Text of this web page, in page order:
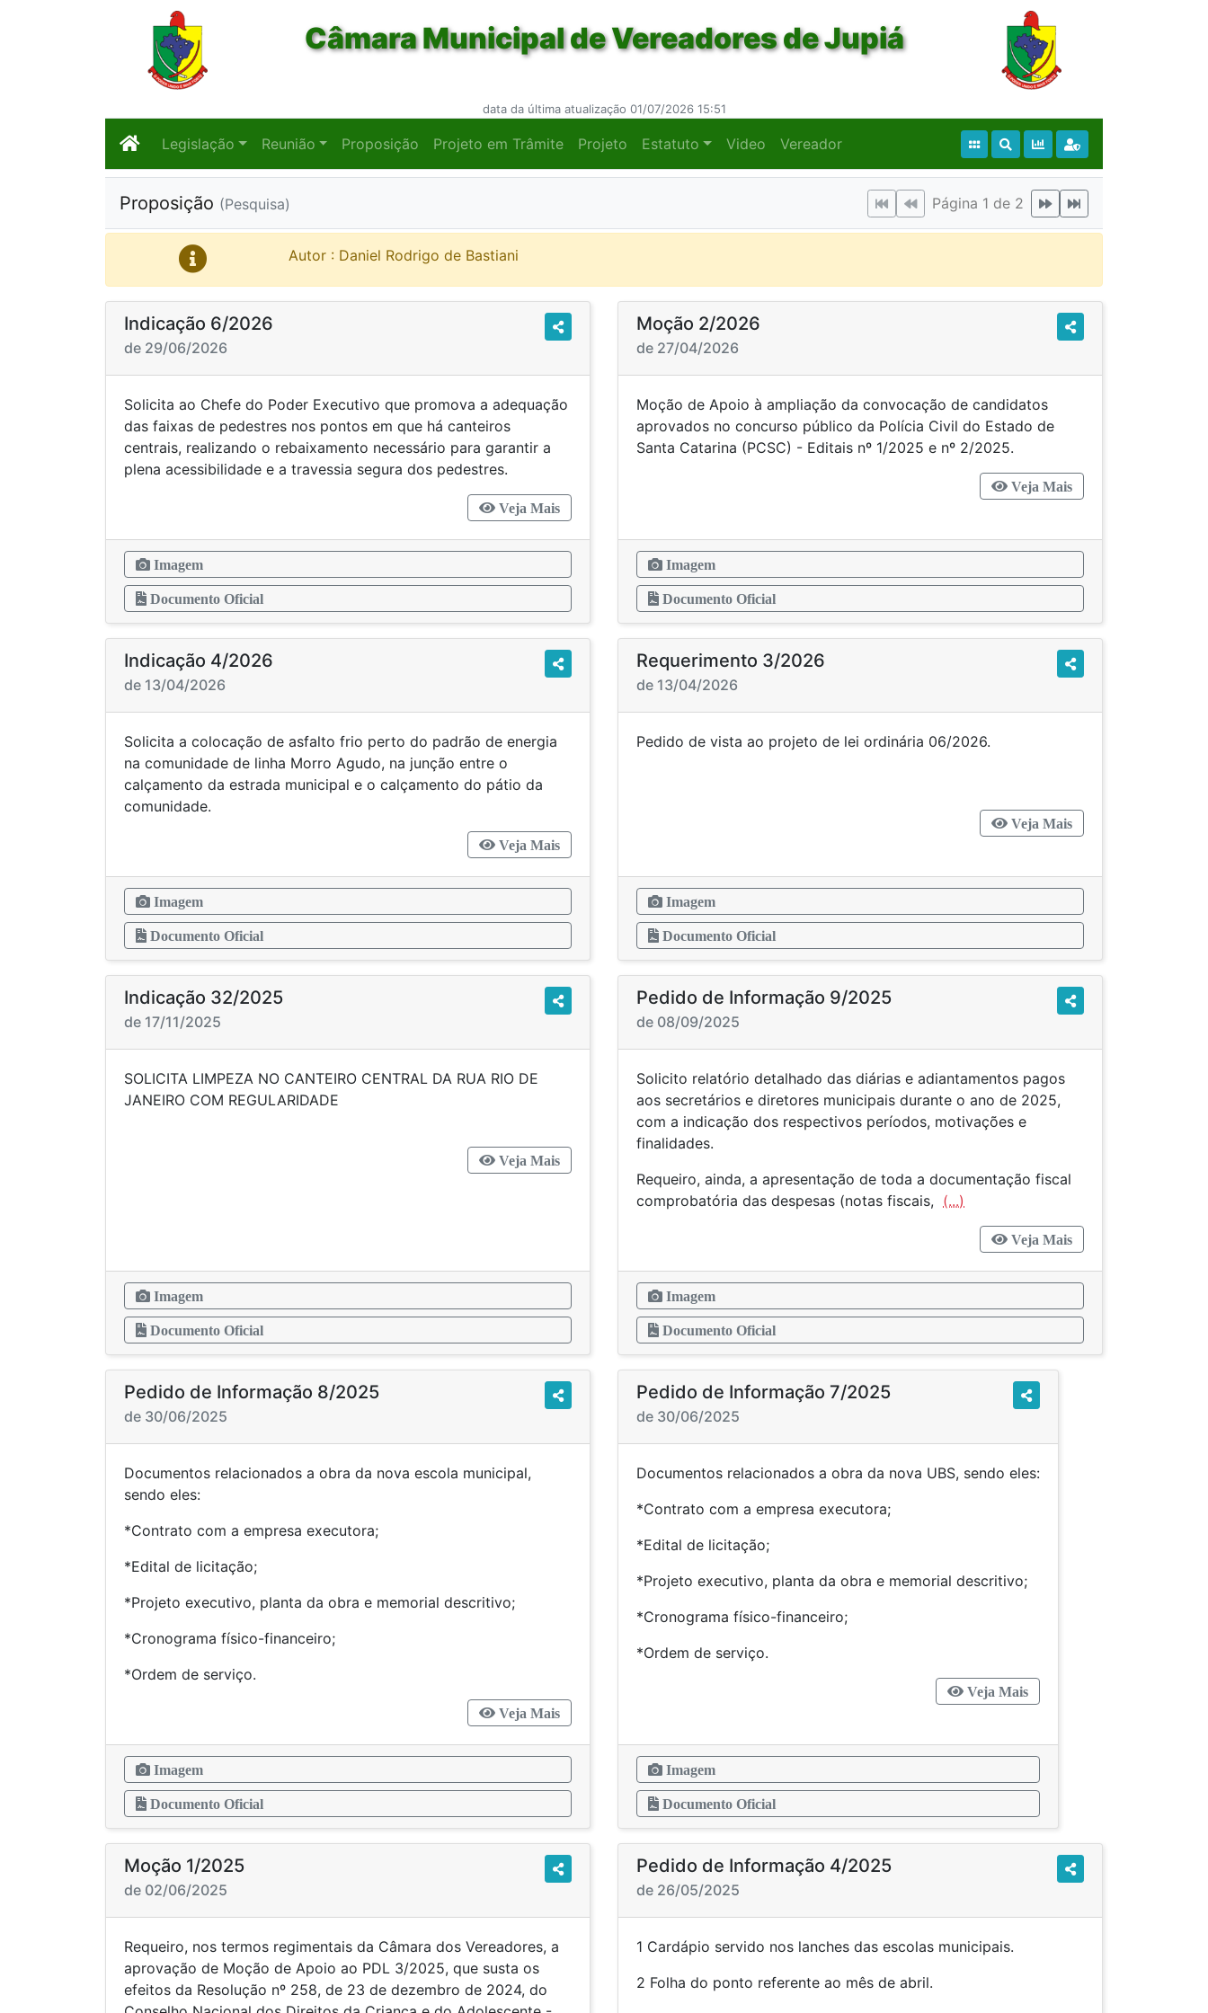
Câmara Municipal de Vereadores de Jupiá
data da última atualização 01/07/2026 15:51
Legislação Reunião Proposição Projeto em Trâmite Projeto Estatuto Video Vereador
Proposição (Pesquisa) Página 1 de 2
Autor : Daniel Rodrigo de Bastiani
Indicação 6/2026
de 29/06/2026
Solicita ao Chefe do Poder Executivo que promova a adequação
das faixas de pedestres nos pontos em que há canteiros
centrais, realizando o rebaixamento necessário para garantir a
plena acessibilidade e a travessia segura dos pedestres.
Veja Mais
Imagem
Documento Oficial
Moção 2/2026
de 27/04/2026
Moção de Apoio à ampliação da convocação de candidatos
aprovados no concurso público da Polícia Civil do Estado de
Santa Catarina (PCSC) - Editais nº 1/2025 e nº 2/2025.
Veja Mais
Imagem
Documento Oficial
Indicação 4/2026
de 13/04/2026
Solicita a colocação de asfalto frio perto do padrão de energia
na comunidade de linha Morro Agudo, na junção entre o
calçamento da estrada municipal e o calçamento do pátio da
comunidade.
Veja Mais
Imagem
Documento Oficial
Requerimento 3/2026
de 13/04/2026
Pedido de vista ao projeto de lei ordinária 06/2026.
Veja Mais
Imagem
Documento Oficial
Indicação 32/2025
de 17/11/2025
SOLICITA LIMPEZA NO CANTEIRO CENTRAL DA RUA RIO DE
JANEIRO COM REGULARIDADE
Veja Mais
Imagem
Documento Oficial
Pedido de Informação 9/2025
de 08/09/2025
Solicito relatório detalhado das diárias e adiantamentos pagos
aos secretários e diretores municipais durante o ano de 2025,
com a indicação dos respectivos períodos, motivações e
finalidades.
Requeiro, ainda, a apresentação de toda a documentação fiscal
comprobatória das despesas (notas fiscais, (...)
Veja Mais
Imagem
Documento Oficial
Pedido de Informação 8/2025
de 30/06/2025
Documentos relacionados a obra da nova escola municipal,
sendo eles:
*Contrato com a empresa executora;
*Edital de licitação;
*Projeto executivo, planta da obra e memorial descritivo;
*Cronograma físico-financeiro;
*Ordem de serviço.
Veja Mais
Imagem
Documento Oficial
Pedido de Informação 7/2025
de 30/06/2025
Documentos relacionados a obra da nova UBS, sendo eles:
*Contrato com a empresa executora;
*Edital de licitação;
*Projeto executivo, planta da obra e memorial descritivo;
*Cronograma físico-financeiro;
*Ordem de serviço.
Veja Mais
Imagem
Documento Oficial
Moção 1/2025
de 02/06/2025
Requeiro, nos termos regimentais da Câmara dos Vereadores, a
aprovação de Moção de Apoio ao PDL 3/2025, que susta os
efeitos da Resolução nº 258, de 23 de dezembro de 2024, do
Pedido de Informação 4/2025
de 26/05/2025
1 Cardápio servido nos lanches das escolas municipais.
2 Folha do ponto referente ao mês de abril.